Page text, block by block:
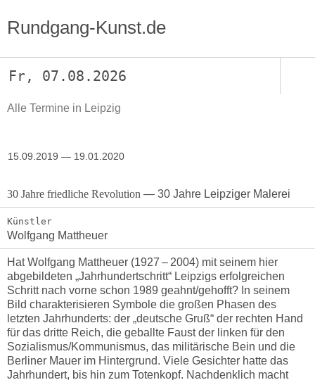
Rundgang-Kunst.de
Fr, 07.08.2026
Alle Termine in Leipzig
15.09.2019 — 19.01.2020
30 Jahre friedliche Revolution — 30 Jahre Leipziger Malerei
Künstler
Wolfgang Mattheuer
Hat Wolfgang Mattheuer (1927 – 2004) mit seinem hier
abgebildeten „Jahrhundertschritt“ Leipzigs erfolgreichen
Schritt nach vorne schon 1989 geahnt/gehofft? In seinem
Bild charakterisieren Symbole die großen Phasen des
letzten Jahrhunderts: der „deutsche Gruß“ der rechten Hand
für das dritte Reich, die geballte Faust der linken für den
Sozialismus/Kommunismus, das militärische Bein und die
Berliner Mauer im Hintergrund. Viele Gesichter hatte das
Jahrhundert, bis hin zum Totenkopf. Nachdenklich macht